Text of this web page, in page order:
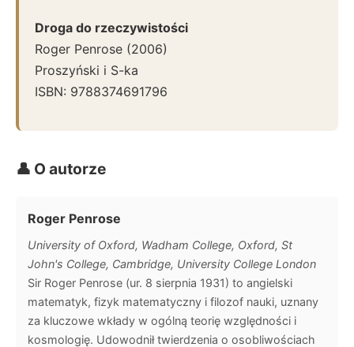
Droga do rzeczywistości
Roger Penrose (2006)
Proszyński i S-ka
ISBN: 9788374691796
👤 O autorze
Roger Penrose
University of Oxford, Wadham College, Oxford, St
John's College, Cambridge, University College London
Sir Roger Penrose (ur. 8 sierpnia 1931) to angielski
matematyk, fizyk matematyczny i filozof nauki, uznany
za kluczowe wkłady w ogólną teorię względności i
kosmologię. Udowodnił twierdzenia o osobliwościach